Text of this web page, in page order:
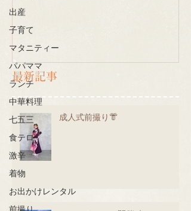
出産
子育て
マタニティー
パパママ
ランチ
中華料理
七五三
食テロ
激辛
着物
お出かけレンタル
最新記事
成人式前撮り👘